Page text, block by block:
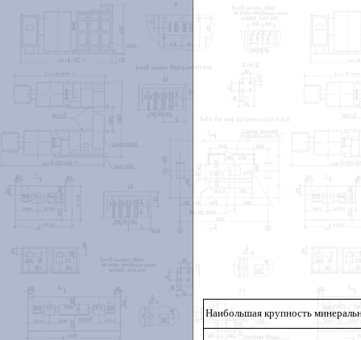
Наибольшая крупность